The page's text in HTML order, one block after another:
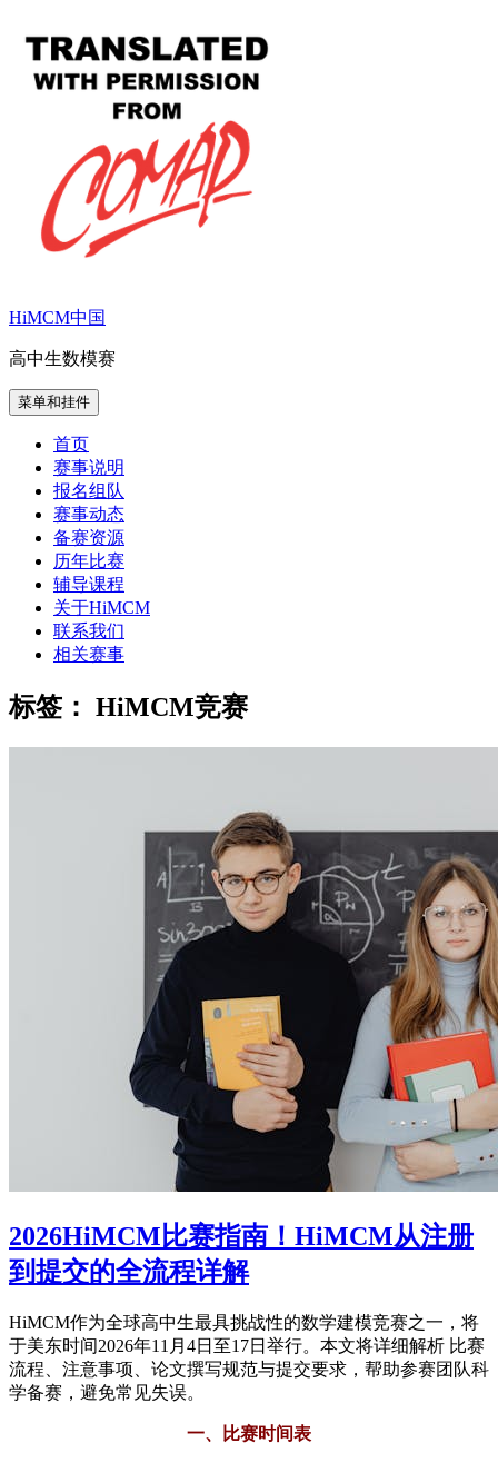
HiMCM中国
高中生数模赛
菜单和挂件
首页
赛事说明
报名组队
赛事动态
备赛资源
历年比赛
辅导课程
关于HiMCM
联系我们
相关赛事
标签： HiMCM竞赛
2026HiMCM比赛指南！HiMCM从注册
到提交的全流程详解
HiMCM作为全球高中生最具挑战性的数学建模竞赛之一，将
于美东时间2026年11月4日至17日举行。本文将详细解析 比赛
流程、注意事项、论文撰写规范与提交要求，帮助参赛团队科
学备赛，避免常见失误。
一、比赛时间表